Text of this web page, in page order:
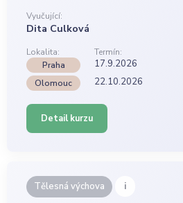
Vyučující:
Dita Culková
Lokalita:
Termín:
Praha
17.9.2026
Olomouc 22.10.2026
Detail kurzu
Tělesná výchova i